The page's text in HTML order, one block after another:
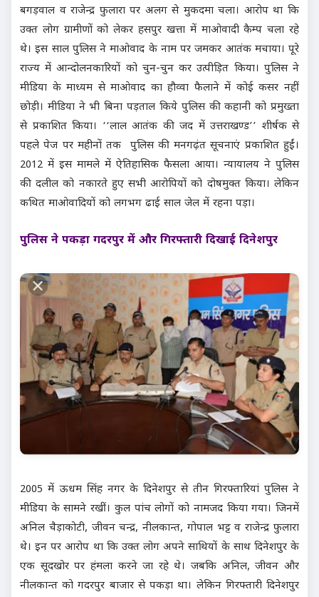
बगड़वाल व राजेन्द्र फुलारा पर अलग से मुकदमा चला। आरोप था कि
उक्त लोग ग्रामीणों को लेकर हसपुर खत्ता में माओवादी कैम्प चला रहे
थे। इस साल पुलिस ने माओवाद के नाम पर जमकर आतंक मचाया। पूरे
राज्य में आन्दोलनकारियों को चुन-चुन कर उत्पीड़ित किया। पुलिस ने
मीडिया के माध्यम से माओवाद का हौव्वा फैलाने में कोई कसर नहीं
छोड़ी। मीडिया ने भी बिना पड़ताल किये पुलिस की कहानी को प्रमुख्ता
से प्रकाशित किया। ‘‘लाल आतंक की जद में उत्तराखण्ड’’ शीर्षक से
पहले पेज पर महीनों तक पुलिस की मनगढ़ंत सूचनाएं प्रकाशित हुईं।
2012 में इस मामले में ऐतिहासिक फैसला आया। न्यायालय ने पुलिस
की दलील को नकारते हुए सभी आरोपियों को दोषमुक्त किया। लेकिन
कथित माओवादियों को लगभग ढाई साल जेल में रहना पड़ा।
पुलिस ने पकड़ा गदरपुर में और गिरफ्तारी दिखाई दिनेशपुर
2005 में ऊधम सिंह नगर के दिनेशपुर से तीन गिरफ्तारियां पुलिस ने
मीडिया के सामने रखीं। कुल पांच लोगों को नामजद किया गया। जिनमें
अनिल चैड़ाकोटी, जीवन चन्द्र, नीलकान्त, गोपाल भट्ट व राजेन्द्र फुलारा
थे। इन पर आरोप था कि उक्त लोग अपने साथियों के साथ दिनेशपुर के
एक सूदखोर पर हंमला करने जा रहे थे। जबकि अनिल, जीवन और
नीलकान्त को गदरपुर बाजार से पकड़ा था। लेकिन गिरफ्तारी दिनेशपुर